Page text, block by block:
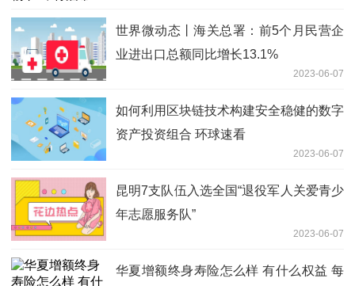
世界微动态丨海关总署：前5个月民营企
业进出口总额同比增长13.1%
2023-06-07
如何利用区块链技术构建安全稳健的数字
资产投资组合 环球速看
2023-06-07
昆明7支队伍入选全国“退役军人关爱青少
年志愿服务队”
2023-06-07
华夏增额终身寿险怎么样 有什么权益 每